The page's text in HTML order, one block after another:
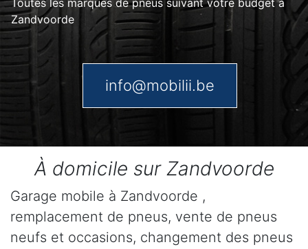
Toutes les marques de pneus suivant votre budget à
Zandvoorde
info@mobilii.be
À domicile sur Zandvoorde
Garage mobile à Zandvoorde ,
remplacement de pneus, vente de pneus
neufs et occasions, changement des pneus